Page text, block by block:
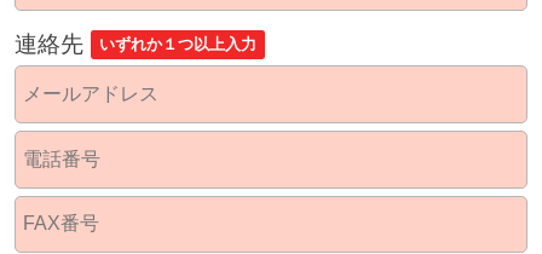
連絡先 いずれか１つ以上入力